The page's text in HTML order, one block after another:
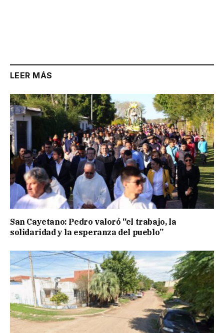
LEER MÁS
San Cayetano: Pedro valoró “el trabajo, la
solidaridad y la esperanza del pueblo”